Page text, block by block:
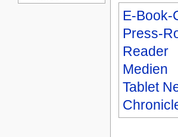
E-Book-
Press-
Reader
Medien
Tablet